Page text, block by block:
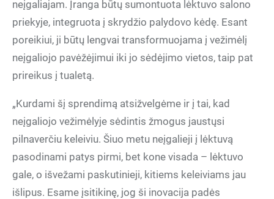
neįgaliajam. Įranga būtų sumontuota lėktuvo salono
priekyje, integruota į skrydžio palydovo kėdę. Esant
poreikiui, ji būtų lengvai transformuojama į vežimėlį
neįgaliojo pavėžėjimui iki jo sėdėjimo vietos, taip pat
prireikus į tualetą.
„Kurdami šį sprendimą atsižvelgėme ir į tai, kad
neįgaliojo vežimėlyje sėdintis žmogus jaustųsi
pilnaverčiu keleiviu. Šiuo metu neįgalieji į lėktuvą
pasodinami patys pirmi, bet kone visada – lėktuvo
gale, o išvežami paskutinieji, kitiems keleiviams jau
išlipus. Esame įsitikinę, jog ši inovacija padės